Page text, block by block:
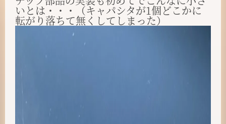
いとは・・・（キャパシタが1個どこかに
転がり落ちて無くしてしまった）